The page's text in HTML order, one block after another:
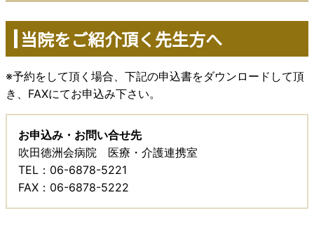
当院をご紹介頂く先生方へ
※予約をして頂く場合、下記の申込書をダウンロードして頂
き、FAXにてお申込み下さい。
お申込み・お問い合せ先
吹田徳洲会病院 医療・介護連携室
TEL：06-6878-5221
FAX：06-6878-5222